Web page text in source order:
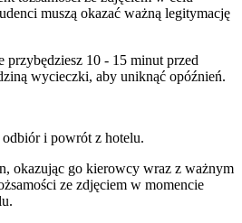
muszą okazać ważną legitymację
przybędziesz 10 - 15 minut przed
wycieczki, aby uniknąć opóźnień.
i powrót z hotelu.
okazując go kierowcy wraz z ważnym
ze zdjęciem w momencie